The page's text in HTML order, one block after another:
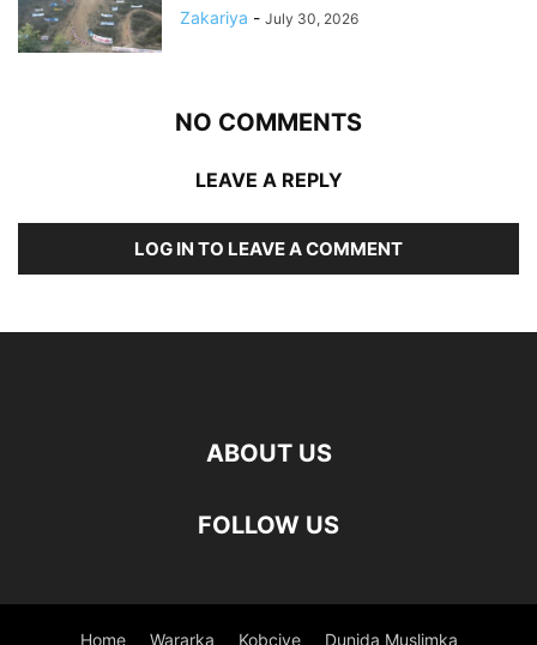
Zakariya - July 30, 2026
NO COMMENTS
LEAVE A REPLY
LOG IN TO LEAVE A COMMENT
ABOUT US
FOLLOW US
Home Wararka Kobciye Dunida Muslimka